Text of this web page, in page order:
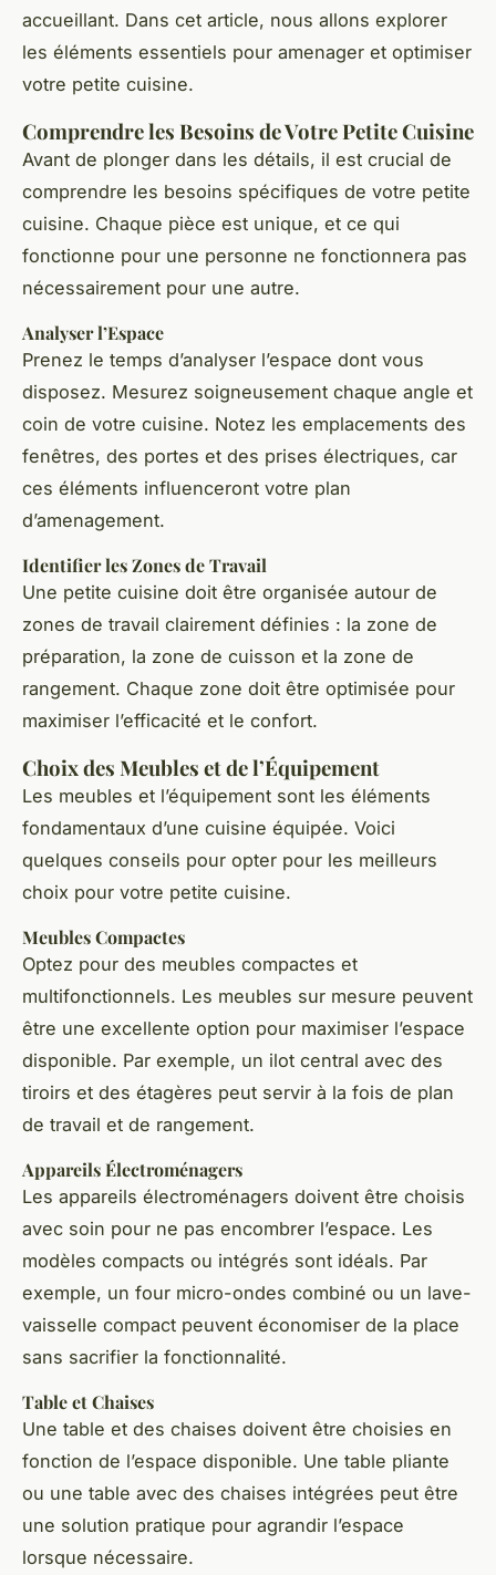
accueillant. Dans cet article, nous allons explorer
les éléments essentiels pour amenager et optimiser
votre petite cuisine.
Comprendre les Besoins de Votre Petite Cuisine
Avant de plonger dans les détails, il est crucial de
comprendre les besoins spécifiques de votre petite
cuisine. Chaque pièce est unique, et ce qui
fonctionne pour une personne ne fonctionnera pas
nécessairement pour une autre.
Analyser l’Espace
Prenez le temps d’analyser l’espace dont vous
disposez. Mesurez soigneusement chaque angle et
coin de votre cuisine. Notez les emplacements des
fenêtres, des portes et des prises électriques, car
ces éléments influenceront votre plan
d’amenagement.
Identifier les Zones de Travail
Une petite cuisine doit être organisée autour de
zones de travail clairement définies : la zone de
préparation, la zone de cuisson et la zone de
rangement. Chaque zone doit être optimisée pour
maximiser l’efficacité et le confort.
Choix des Meubles et de l’Équipement
Les meubles et l’équipement sont les éléments
fondamentaux d’une cuisine équipée. Voici
quelques conseils pour opter pour les meilleurs
choix pour votre petite cuisine.
Meubles Compactes
Optez pour des meubles compactes et
multifonctionnels. Les meubles sur mesure peuvent
être une excellente option pour maximiser l’espace
disponible. Par exemple, un ilot central avec des
tiroirs et des étagères peut servir à la fois de plan
de travail et de rangement.
Appareils Électroménagers
Les appareils électroménagers doivent être choisis
avec soin pour ne pas encombrer l’espace. Les
modèles compacts ou intégrés sont idéals. Par
exemple, un four micro-ondes combiné ou un lave-
vaisselle compact peuvent économiser de la place
sans sacrifier la fonctionnalité.
Table et Chaises
Une table et des chaises doivent être choisies en
fonction de l’espace disponible. Une table pliante
ou une table avec des chaises intégrées peut être
une solution pratique pour agrandir l’espace
lorsque nécessaire.